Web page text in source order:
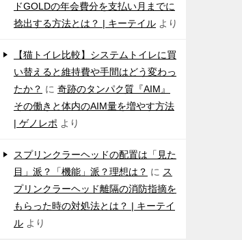
ドGOLDの年会費分を支払い月までに
捻出する方法とは？ | キーテイル より
【猫トイレ比較】システムトイレに買
い替えると維持費や手間はどう変わっ
たか？ に 奇跡のタンパク質『AIM』
その働きと体内のAIM量を増やす方法
| ゲノレポ より
スプリンクラーヘッドの配置は「見た
目」派？「機能」派？理想は？ に ス
プリンクラーヘッド離隔の消防指摘を
もらった時の対処法とは？ | キーテイ
ル より